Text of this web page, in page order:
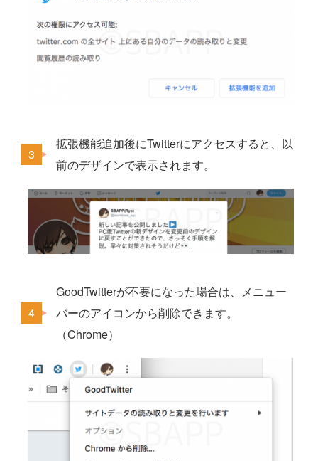
拡張機能追加後にTwitterにアクセスすると、以
前のデザインで表示されます。
GoodTwitterが不要になった場合は、メニュー
バーのアイコンから削除できます。
（Chrome）